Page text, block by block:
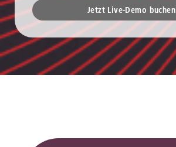
Jetzt Live-Demo buchen